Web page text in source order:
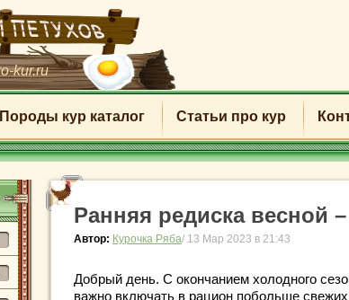
kur.ru
Породы кур каталог Статьи про кур
Ранняя редиска весной
Автор: Курочка Ряба/ 13 Мар 2023 в 21:43
Добрый день. С окончанием холодного
важно включать в рацион побольше